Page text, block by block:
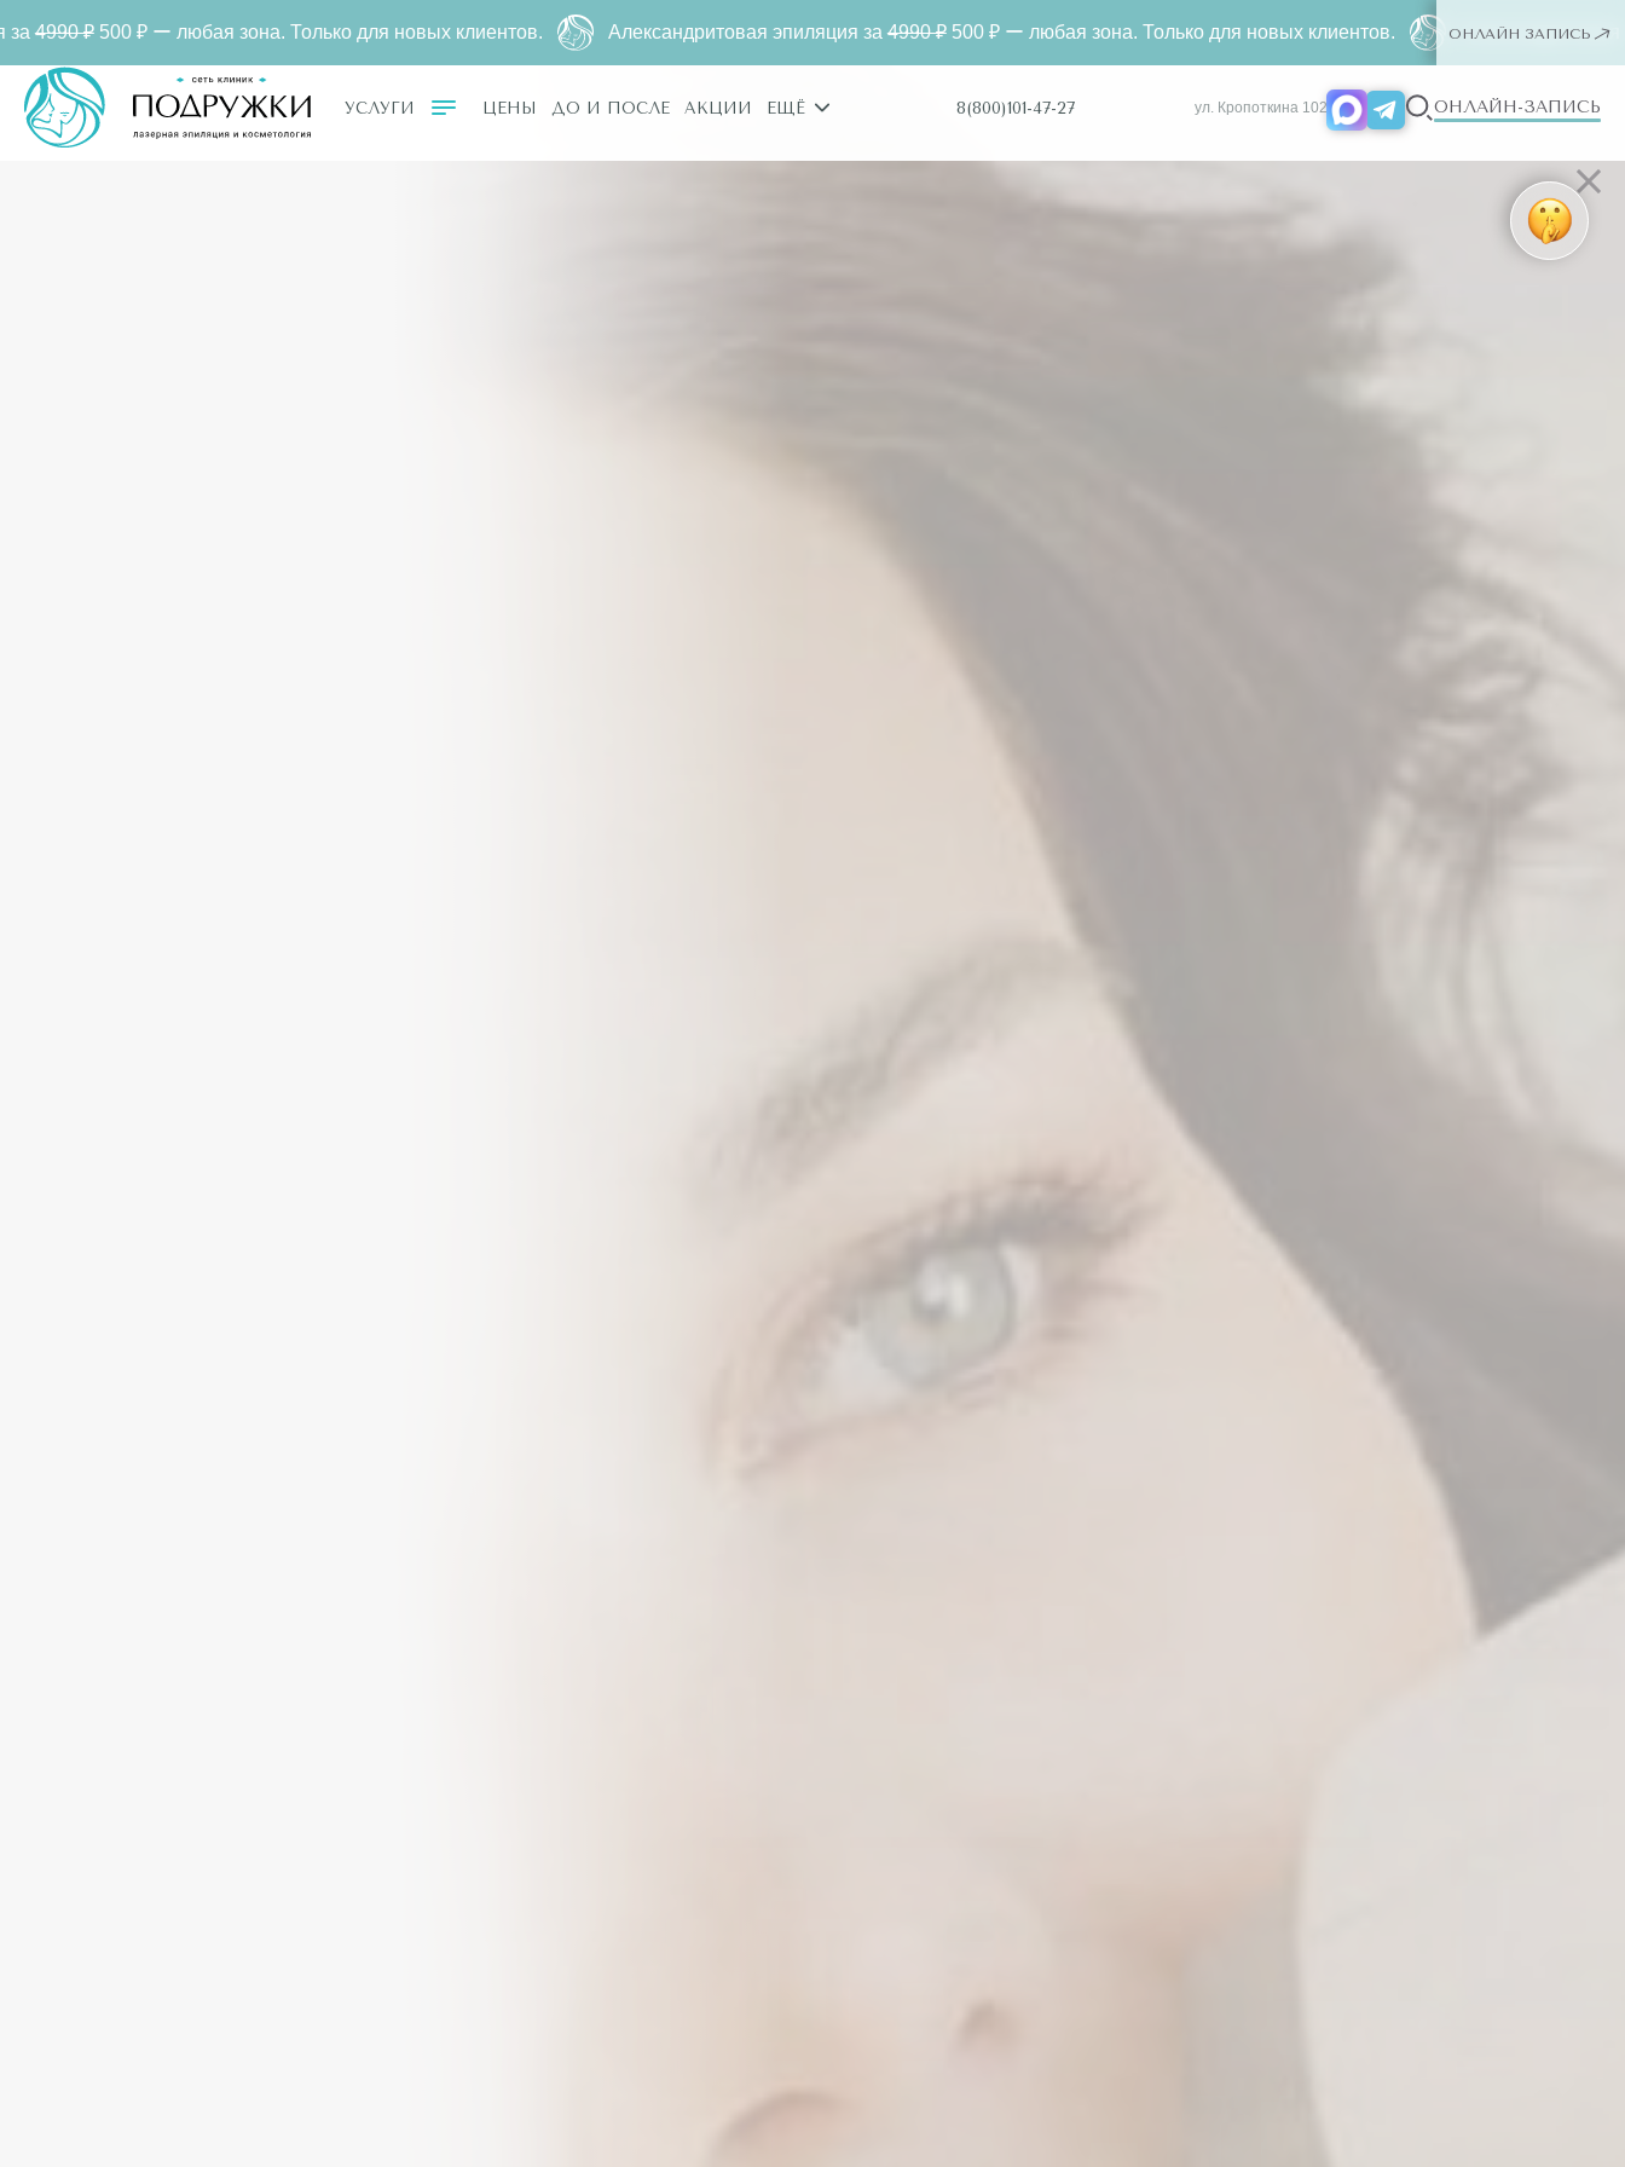
УСЛУГИ ЦЕНЫ ДО И ПОСЛЕ АКЦИИ ЕЩЁ 8(800)101-47-27 ул. Кропоткина 102 ОНЛАЙН-ЗАПИСЬ
любая зона. Только для новых клиентов. Александритовая эпиляция за4990 ₽500 ₽ ー любая зона. Только для новых клиентов. Александритовая эпиляция за
ОНЛАЙН ЗАПИСЬ